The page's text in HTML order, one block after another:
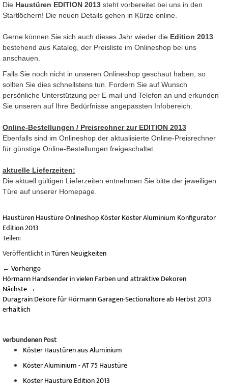
Die Haustüren EDITION 2013 steht vorbereitet bei uns in den
Startlöchern! Die neuen Details gehen in Kürze online.
Gerne können Sie sich auch dieses Jahr wieder die Edition 2013
bestehend aus Katalog, der Preisliste im Onlineshop bei uns
anschauen.
Falls Sie noch nicht in unseren Onlineshop geschaut haben, so
sollten Sie dies schnellstens tun. Fordern Sie auf Wunsch
persönliche Unterstützung per E-mail und Telefon an und erkunden
Sie unseren auf Ihre Bedürfnisse angepassten Infobereich.
Online-Bestellungen / Preisrechner zur EDITION 2013
Ebenfalls sind im Onlineshop der aktualisierte Online-Preisrechner
für günstige Online-Bestellungen freigeschaltet.
aktuelle Lieferzeiten:
Die aktuell gültigen Lieferzeiten entnehmen Sie bitte der jeweiligen
Türe auf unserer Homepage.
HaustürenHaustüreOnlineshopKösterKöster Aluminium Konfigurator
Edition 2013
Teilen:
Veröffentlicht inTüren Neuigkeiten
← Vorherige
Hörmann Handsender in vielen Farben und attraktive Dekoren
Nächste →
Duragrain Dekore für Hörmann Garagen-Sectionaltore ab Herbst 2013
erhältlich
verbundenen Post
Köster Haustüren aus Aluminium
Köster Aluminium - AT 75 Haustüre
Köster Haustüre Edition 2013